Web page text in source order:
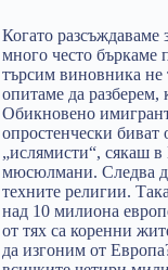
Когато разсъждаваме
много често бъркаме
търсим виновника не
опитаме да разберем,
Обикновено
опростенчески
„ислямисти“, сякаш
мюсюлмани. Следва
техните религии.
над 10 милиона
от тях са коренни
да изгоним от